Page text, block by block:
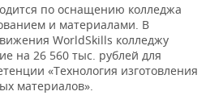
по оснащению колледжа
и материалами. В
WorldSkills колледжу
на 26 560 тыс. рублей для
«Технология изготовления
материалов».